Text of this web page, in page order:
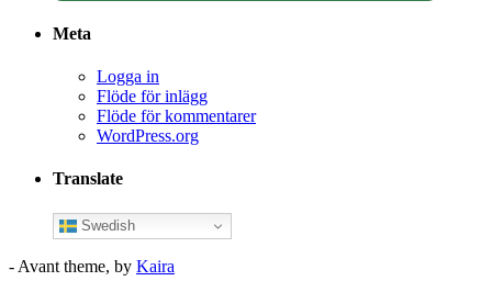
Meta
Logga in
Flöde för inlägg
Flöde för kommentarer
WordPress.org
Translate
Swedish
- Avant theme, by Kaira